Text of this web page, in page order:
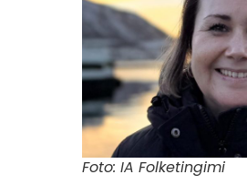
Foto: IA Folketingimi